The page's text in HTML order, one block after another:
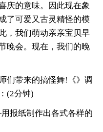
庆的意味。因此现在象
了可爱又古灵精怪的模
，我们萌动亲亲宝贝早
晚会。现在，我们的晚
带来的搞怪舞!《》调
(2分钟)
纸制作出各式各样的